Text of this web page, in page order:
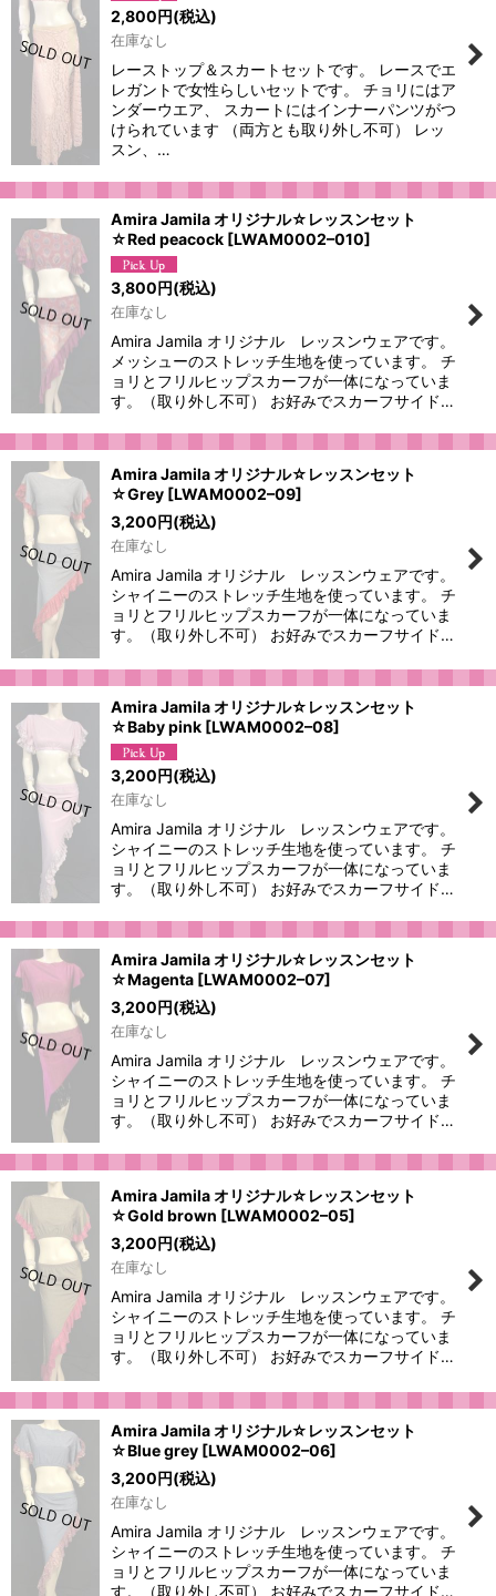
2,800円(税込)
在庫なし
レーストップ＆スカートセットです。 レースでエ
レガントで女性らしいセットです。 チョリにはア
ンダーウエア、 スカートにはインナーパンツがつ
けられています （両方とも取り外し不可） レッ
スン、…
Amira Jamila オリジナル☆レッスンセット
☆Red peacock [LWAM0002–010]
3,800円(税込)
在庫なし
Amira Jamila オリジナル レッスンウェアです。
メッシューのストレッチ生地を使っています。 チ
ョリとフリルヒップスカーフが一体になっていま
す。（取り外し不可） お好みでスカーフサイド…
Amira Jamila オリジナル☆レッスンセット
☆Grey [LWAM0002–09]
3,200円(税込)
在庫なし
Amira Jamila オリジナル レッスンウェアです。
シャイニーのストレッチ生地を使っています。 チ
ョリとフリルヒップスカーフが一体になっていま
す。（取り外し不可） お好みでスカーフサイド…
Amira Jamila オリジナル☆レッスンセット
☆Baby pink [LWAM0002–08]
3,200円(税込)
在庫なし
Amira Jamila オリジナル レッスンウェアです。
シャイニーのストレッチ生地を使っています。 チ
ョリとフリルヒップスカーフが一体になっていま
す。（取り外し不可） お好みでスカーフサイド…
Amira Jamila オリジナル☆レッスンセット
☆Magenta [LWAM0002–07]
3,200円(税込)
在庫なし
Amira Jamila オリジナル レッスンウェアです。
シャイニーのストレッチ生地を使っています。 チ
ョリとフリルヒップスカーフが一体になっていま
す。（取り外し不可） お好みでスカーフサイド…
Amira Jamila オリジナル☆レッスンセット
☆Gold brown [LWAM0002–05]
3,200円(税込)
在庫なし
Amira Jamila オリジナル レッスンウェアです。
シャイニーのストレッチ生地を使っています。 チ
ョリとフリルヒップスカーフが一体になっていま
す。（取り外し不可） お好みでスカーフサイド…
Amira Jamila オリジナル☆レッスンセット
☆Blue grey [LWAM0002–06]
3,200円(税込)
在庫なし
Amira Jamila オリジナル レッスンウェアです。
シャイニーのストレッチ生地を使っています。 チ
ョリとフリルヒップスカーフが一体になっていま
す。（取り外し不可） お好みでスカーフサイド…